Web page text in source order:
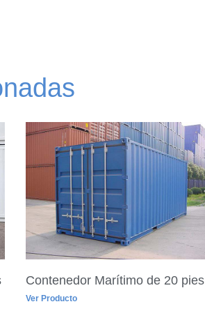
Contenedor Marítimo de 20 pies
Ver Producto